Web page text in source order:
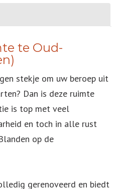
te Oud-
stekje om uw beroep uit
Dan is deze ruimte
is top met veel
en toch in alle rust
op de
gerenoveerd en biedt